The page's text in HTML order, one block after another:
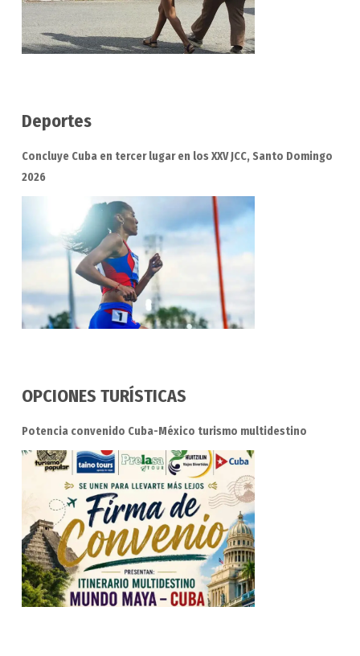
Deportes
Concluye Cuba en tercer lugar en los XXV JCC, Santo Domingo
2026
OPCIONES TURÍSTICAS
Potencia convenido Cuba-México turismo multidestino